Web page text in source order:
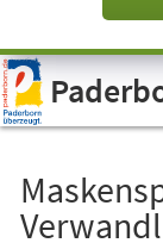
Visuelle
Assistenzsoftware
öffnen.